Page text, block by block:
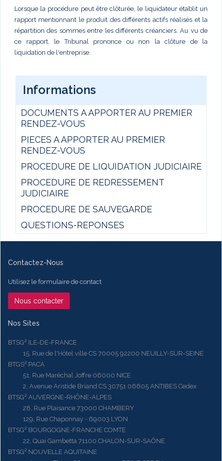
Lorsque la procédure peut être clôturée, le liquidateur établit un
rapport mentionnant le produit des différents actifs réalisés et la
répartition des sommes entre les différents créanciers. Au vu de
ce rapport, le Tribunal prononce ou non la clôture de la
liquidation de l'entreprise.
Informations
DOCUMENTS A APPORTER AU PREMIER
RENDEZ-VOUS
PIECES A APPORTER AU PREMIER
RENDEZ-VOUS
PROCEDURE DE LIQUIDATION JUDICIAIRE
PROCEDURE DE REDRESSEMENT
JUDICIAIRE
PROCEDURE DE SAUVEGARDE
QUESTIONS-REPONSES
Contactez-Nous
Utilisez le formulaire de contact
Nous contacter
Nos Sites
BTSG² ILE-DE-FRANCE
15, Rue de l'Hôtel ville CS 70005 92200 NEUILLY-SUR-SEINE
BTGS² PACA
51, Rue Maréchal Joffre 06000 NICE
2, Avenue Aristide Briand CS 30751 06605 ANTIBES Cedex
BTSG² AUVERGNE-RHÔNE-ALPES
28, Rue Plaisance 73000 CHAMBERY
129, Rue Chaponnay - 69003 LYON
BTSG² BOURGOGNE-FRANCHE COMTE
22, Quai Gambetta 71100 CHALON-SUR-SAÔNE
BTSG² NOUVELLE AQUITAINE